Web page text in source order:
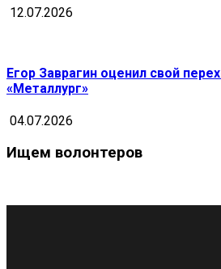
12.07.2026
Егор Заврагин оценил свой
«Металлург»
04.07.2026
Ищем волонтеров